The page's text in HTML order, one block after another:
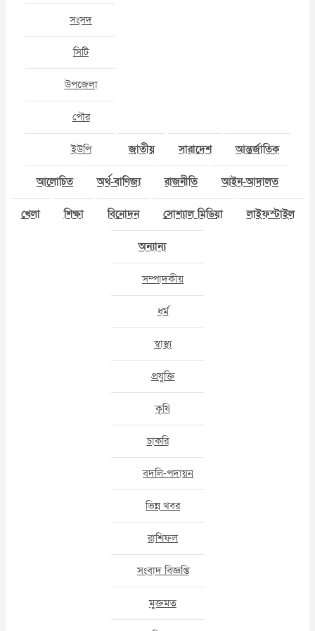
সংসদ
সিটি
উপজেলা
পৌর
ইউপি জাতীয় সারাদেশ আন্তর্জাতিক
আলোচিত অর্থ-বাণিজ্য রাজনীতি আইন-আদালত
খেলা শিক্ষা বিনোদন সোশ্যাল মিডিয়া লাইফস্টাইল
অন্যান্য
সম্পাদকীয়
ধর্ম
স্বাস্থ্য
প্রযুক্তি
কৃষি
চাকরি
বদলি-পদায়ন
ভিন্ন খবর
রাশিফল
সংবাদ বিজ্ঞপ্তি
মুক্তমত